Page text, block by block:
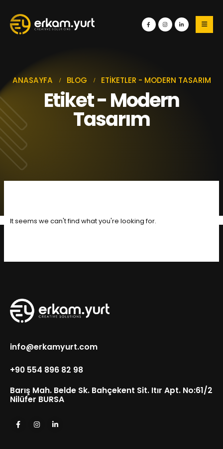
ANASAYFA BLOG ETIKETLER - MODERN TASARIM
Etiket - Modern
Tasarım
It seems we can't find what you're looking for.
info@erkamyurt.com
+90 554 896 82 98
Barış Mah. Belde Sk. Bahçekent Sit. Itır Apt. No:61/2
Nilüfer BURSA